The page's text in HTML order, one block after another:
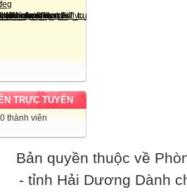
TRỰC TUYẾN
thành viên
SỞ GIÁO
HẢI DƯƠNG
Bản quyền thuộc về
- tỉnh Hải Dương Dành